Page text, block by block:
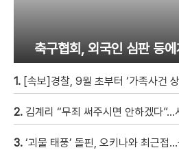
축구협회, 외국인 심판 등에
1. [속보]경찰, 9월 초부터 ‘가족사건 상
2. 김계리 “무죄 써주시면 안하겠다”…서증조사
3. ‘괴물 태풍’ 돌핀, 오키나와 최근접…상